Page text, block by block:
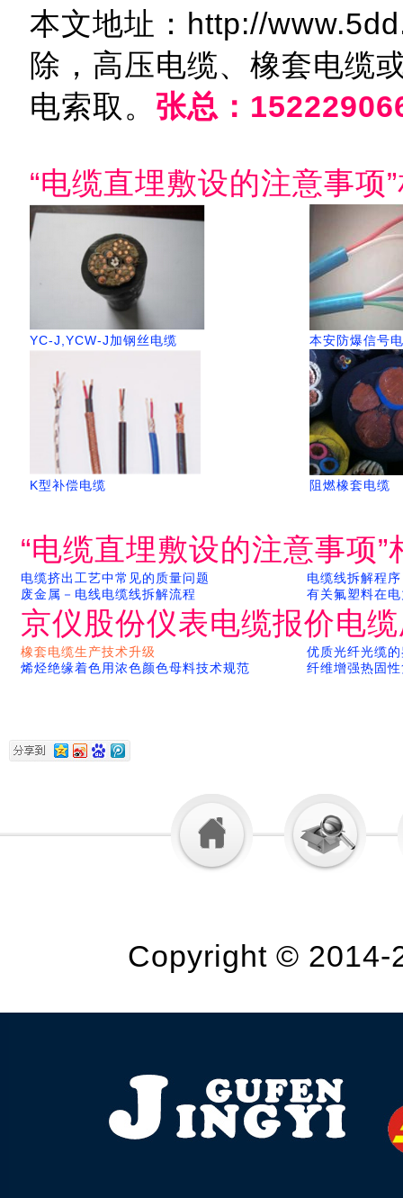
本文地址：http://
除，高压电缆、橡套电缆
电索取。 张总：
“电缆直埋敷设的注意事项
YC-J,YCW-J加钢丝电缆 本安防爆信号
K型补偿电缆 阻燃橡套电缆
“电缆直埋敷设的注意事项
电缆挤出工艺中常见的质量问题
电缆线拆解程序
废金属－电线电缆线拆解流程
有关氟塑料在
京仪股份仪表电缆报价电
橡套电缆生产技术升级
优质光纤光缆
烯烃绝缘着色用浓色颜色母料技术规范
纤维增强热固
Copyright ©